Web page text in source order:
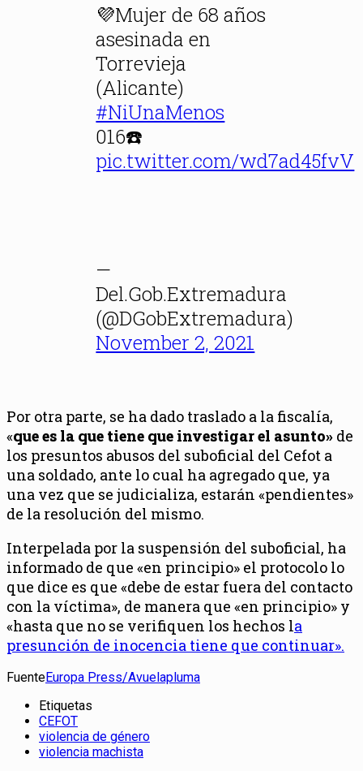
💜Mujer de 68 años
asesinada en
Torrevieja
(Alicante)
#NiUnaMenos
016☎️
pic.twitter.com/wd7ad45fvV
—
Del.Gob.Extremadura
(@DGobExtremadura)
November 2, 2021
Por otra parte, se ha dado traslado a la fiscalía,
«que es la que tiene que investigar el asunto» de
los presuntos abusos del suboficial del Cefot a
una soldado, ante lo cual ha agregado que, ya
una vez que se judicializa, estarán «pendientes»
de la resolución del mismo.
Interpelada por la suspensión del suboficial, ha
informado de que «en principio» el protocolo lo
que dice es que «debe de estar fuera del contacto
con la víctima», de manera que «en principio» y
«hasta que no se verifiquen los hechos la
presunción de inocencia tiene que continuar».
FuenteEuropa Press/Avuelapluma
Etiquetas
CEFOT
violencia de género
violencia machista